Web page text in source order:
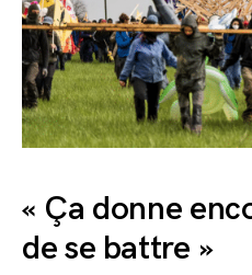
« Ça donne
de se battre »